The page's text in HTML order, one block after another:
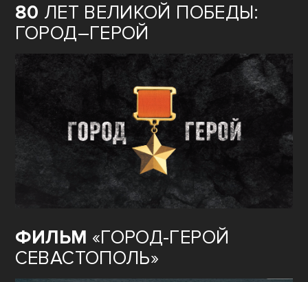
80 ЛЕТ ВЕЛИКОЙ ПОБЕДЫ:
ГОРОД–ГЕРОЙ
ФИЛЬМ «ГОРОД-ГЕРОЙ
СЕВАСТОПОЛЬ»